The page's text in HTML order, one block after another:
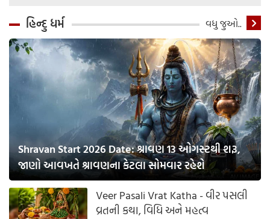
હિન્દુ ધર્મ વધુ જુઓ..
Shravan Start 2026 Date: શ્રાવણ 13 ઓગસ્ટથી શરૂ,
જાણો આવખતે શ્રાવણના કેટલા સોમવાર રહેશે
Veer Pasali Vrat Katha - વીર પસલી
વ્રતની કથા, વિધિ અને મહત્વ